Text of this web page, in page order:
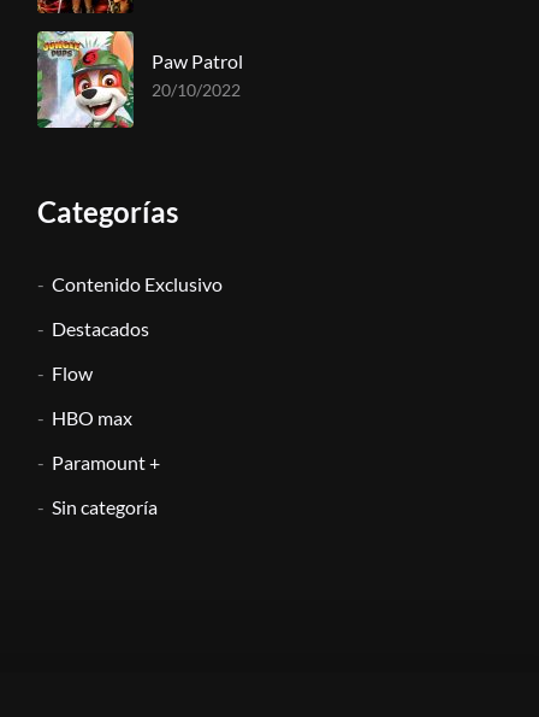
Paw Patrol
20/10/2022
Categorías
Contenido Exclusivo
Destacados
Flow
HBO max
Paramount +
Sin categoría